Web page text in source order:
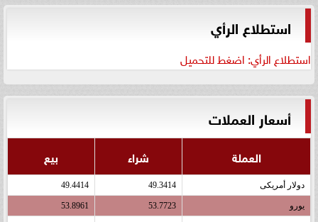
استطلاع الرأي
استطلاع الرأي: اضغط للتحميل
أسعار العملات
العملة شراء بيع
دولار أمريكى 49.3414
49.4414
يورو 53.7723
53.8961